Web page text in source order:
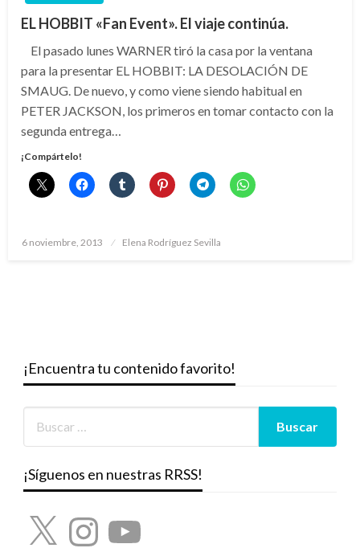
EL HOBBIT «Fan Event». El viaje continúa.
El pasado lunes WARNER tiró la casa por la ventana
para la presentar EL HOBBIT: LA DESOLACIÓN DE
SMAUG. De nuevo, y como viene siendo habitual en
PETER JACKSON, los primeros en tomar contacto con la
segunda entrega…
¡Compártelo!
Publicado
6 noviembre, 2013 Elena Rodríguez Sevilla
¡Encuentra tu contenido favorito!
¡Síguenos en nuestras RRSS!
X InstagramYouTube